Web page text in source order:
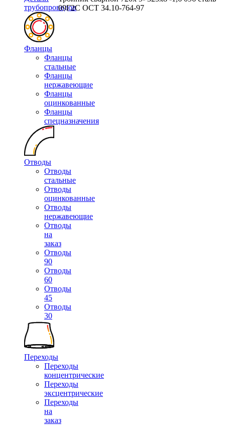
трубопроводов
Фланцы
Фланцы
стальные
Фланцы
нержавеющие
Фланцы
оцинкованные
Фланцы
спецназначения
Отводы
Отводы
стальные
Отводы
оцинкованные
Отводы
нержавеющие
Отводы
на
заказ
Отводы
90
Отводы
60
Отводы
45
Отводы
30
Переходы
Переходы
концентрические
Переходы
эксцентрические
Переходы
на
заказ
09Г2С ОСТ 34.10-764-97